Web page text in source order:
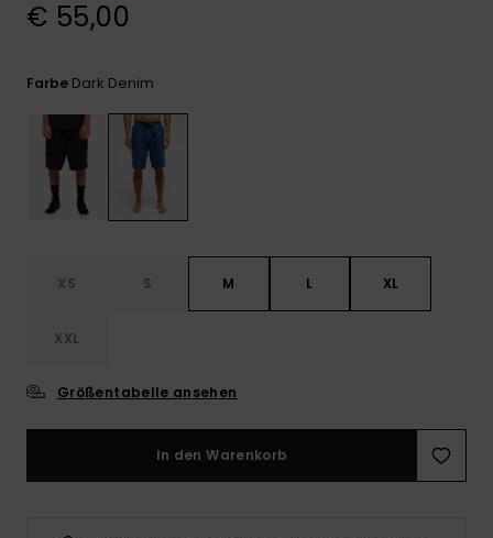
€ 55,00
Farbe Dark Denim
XS S M L XL
XXL
Größentabelle ansehen
In den Warenkorb